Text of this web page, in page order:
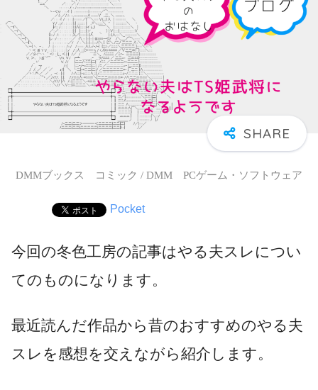
DMMブックス コミック / DMM PCゲーム・ソフトウェア
Pocket
今回の冬色工房の記事はやる夫スレについ
てのものになります。
最近読んだ作品から昔のおすすめのやる夫
スレを感想を交えながら紹介します。